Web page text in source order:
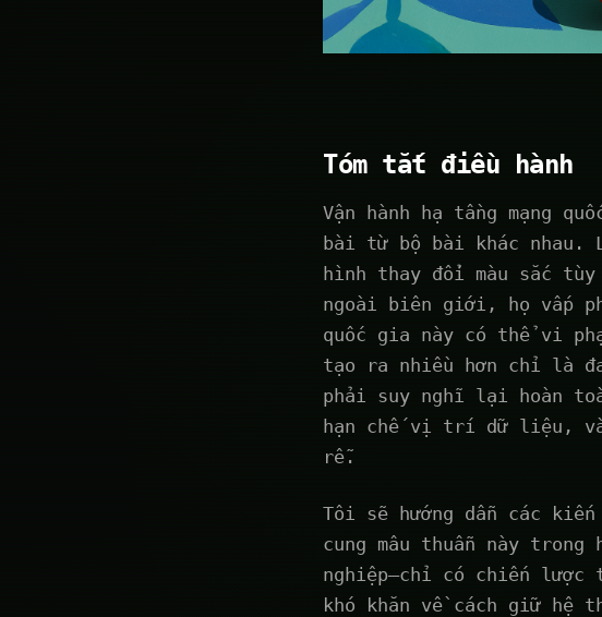
Tóm tắt điều hành
Vận hành hạ tầng mạng
bài từ bộ bài khác nhau.
hình thay đổi màu sắc
ngoài biên giới, họ vấp
quốc gia này có thể vi
tạo ra nhiều hơn chỉ là
phải suy nghĩ lại hoàn
hạn chế vị trí dữ liệu, và
rễ.
Tôi sẽ hướng dẫn các
cung mâu thuẫn này trong
nghiệp—chỉ có chiến lược
khó khăn về cách giữ hệ